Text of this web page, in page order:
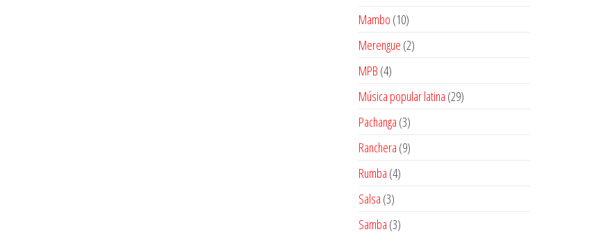
Mambo 1010
productos
Merengue 22
MPB 44
productos
Música popular latina 2929
Pachanga 33
productos
Ranchera 99
Rumba 44
Salsa 33
productos
Samba 33